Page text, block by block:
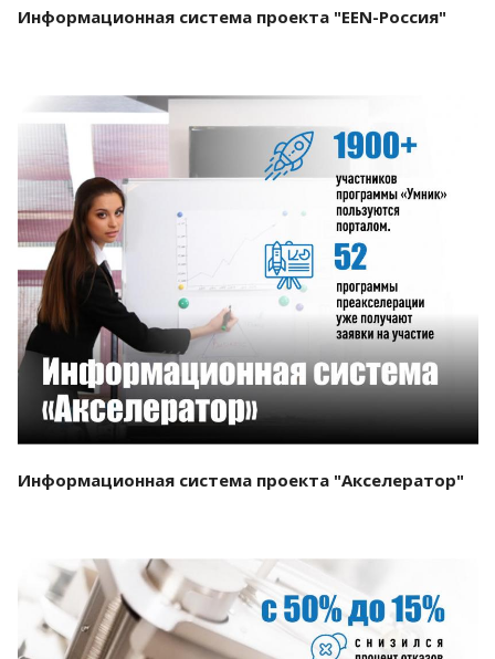
Информационная система проекта "EEN-Россия"
Смотреть проект
Информационная система проекта "Акселератор"